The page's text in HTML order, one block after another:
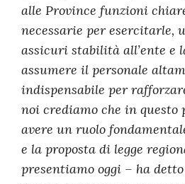
alle Province funzioni
necessarie per esercitarle,
assicuri stabilità all’ente e
assumere il personale
indispensabile per
noi crediamo che in questo
avere un ruolo
e la proposta di legge
presentiamo oggi – ha